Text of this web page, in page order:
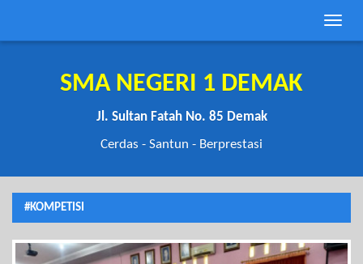
Toggle
SMA NEGERI 1 DEMAK
Jl. Sultan Fatah No. 85 Demak
Cerdas - Santun - Berprestasi
#KOMPETISI